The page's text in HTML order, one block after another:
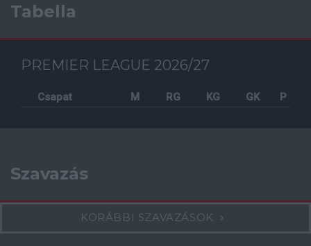
Tabella
PREMIER LEAGUE 2026/27
Csapat M RG KG GK P
Szavazás
KORÁBBI SZAVAZÁSOK